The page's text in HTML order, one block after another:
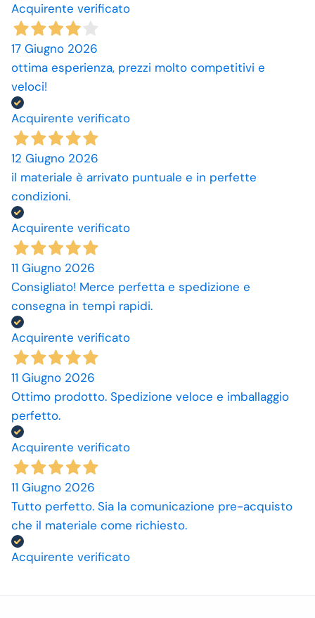
Acquirente verificato
17 Giugno 2026
ottima esperienza, prezzi molto competitivi e
veloci!
Acquirente verificato
12 Giugno 2026
il materiale è arrivato puntuale e in perfette
condizioni.
Acquirente verificato
11 Giugno 2026
Consigliato! Merce perfetta e spedizione e
consegna in tempi rapidi.
Acquirente verificato
11 Giugno 2026
Ottimo prodotto. Spedizione veloce e imballaggio
perfetto.
Acquirente verificato
11 Giugno 2026
Tutto perfetto. Sia la comunicazione pre-acquisto
che il materiale come richiesto.
Acquirente verificato